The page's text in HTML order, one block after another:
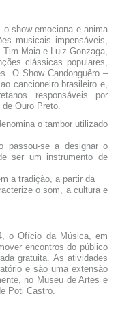
show emociona e anima
musicais impensáveis,
Maia e Luiz Gonzaga,
clássicas populares,
O Show Candonguêro –
cancioneiro brasileiro e,
responsáveis por
Ouro Preto.
o tambor utilizado
passou-se a designar o
ser um instrumento de
a tradição, a partir da
o som, a cultura e
o Ofício da Música, em
encontros do público
gratuita. As atividades
e são uma extensão
no Museu de Artes e
Poti Castro.